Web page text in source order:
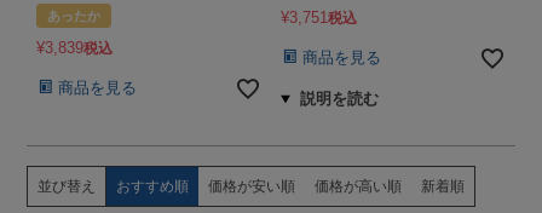
あったか
¥3,839税込
商品を見る
¥3,751 税込
商品を見る
並び替え おすすめ順 価格が安い順 価格が高い順 新着順